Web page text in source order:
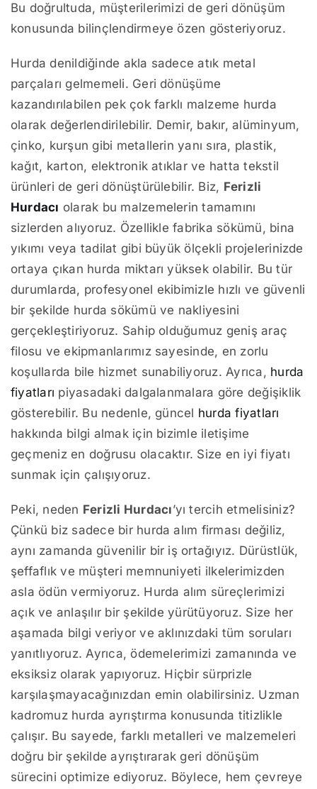
Bu doğrultuda, müşterilerimizi de geri dönüşüm
konusunda bilinçlendirmeye özen gösteriyoruz.
Hurda denildiğinde akla sadece atık metal
parçaları gelmemeli. Geri dönüşüme
kazandırılabilen pek çok farklı malzeme hurda
olarak değerlendirilebilir. Demir, bakır, alüminyum,
çinko, kurşun gibi metallerin yanı sıra, plastik,
kağıt, karton, elektronik atıklar ve hatta tekstil
ürünleri de geri dönüştürülebilir. Biz, Ferizli
Hurdacı olarak bu malzemelerin tamamını
sizlerden alıyoruz. Özellikle fabrika sökümü, bina
yıkımı veya tadilat gibi büyük ölçekli projelerinizde
ortaya çıkan hurda miktarı yüksek olabilir. Bu tür
durumlarda, profesyonel ekibimizle hızlı ve güvenli
bir şekilde hurda sökümü ve nakliyesini
gerçekleştiriyoruz. Sahip olduğumuz geniş araç
filosu ve ekipmanlarımız sayesinde, en zorlu
koşullarda bile hizmet sunabiliyoruz. Ayrıca, hurda
fiyatları piyasadaki dalgalanmalara göre değişiklik
gösterebilir. Bu nedenle, güncel hurda fiyatları
hakkında bilgi almak için bizimle iletişime
geçmeniz en doğrusu olacaktır. Size en iyi fiyatı
sunmak için çalışıyoruz.
Peki, neden Ferizli Hurdacı’yı tercih etmelisiniz?
Çünkü biz sadece bir hurda alım firması değiliz,
aynı zamanda güvenilir bir iş ortağıyız. Dürüstlük,
şeffaflık ve müşteri memnuniyeti ilkelerimizden
asla ödün vermiyoruz. Hurda alım süreçlerimizi
açık ve anlaşılır bir şekilde yürütüyoruz. Size her
aşamada bilgi veriyor ve aklınızdaki tüm soruları
yanıtlıyoruz. Ayrıca, ödemelerimizi zamanında ve
eksiksiz olarak yapıyoruz. Hiçbir sürprizle
karşılaşmayacağınızdan emin olabilirsiniz. Uzman
kadromuz hurda ayrıştırma konusunda titizlikle
çalışır. Bu sayede, farklı metalleri ve malzemeleri
doğru bir şekilde ayrıştırarak geri dönüşüm
sürecini optimize ediyoruz. Böylece, hem çevreye